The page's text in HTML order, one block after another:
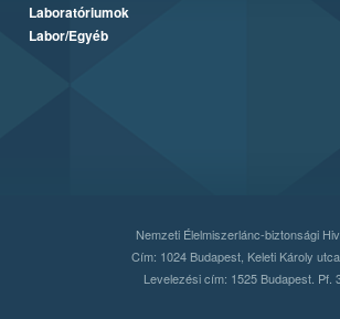
Laboratóriumok
Labor/Egyéb
Nemzeti Élelmiszerlánc-biztonsági
Cím: 1024 Budapest, Keleti Károly
Levelezési cím: 1525 Budapest. Pf.